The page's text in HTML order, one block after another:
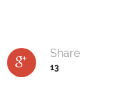
13